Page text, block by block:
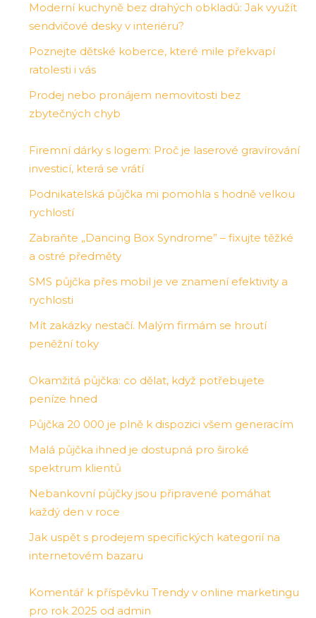
Moderní kuchyně bez drahých obkladů: Jak využít
sendvičové desky v interiéru?
Poznejte dětské koberce, které mile překvapí
ratolesti i vás
Prodej nebo pronájem nemovitosti bez
zbytečných chyb
Firemní dárky s logem: Proč je laserové gravírování
investicí, která se vrátí
Podnikatelská půjčka mi pomohla s hodně velkou
rychlostí
Zabraňte „Dancing Box Syndrome” – fixujte těžké
a ostré předměty
SMS půjčka přes mobil je ve znamení efektivity a
rychlosti
Mít zakázky nestačí. Malým firmám se hroutí
peněžní toky
Okamžitá půjčka: co dělat, když potřebujete
peníze hned
Půjčka 20 000 je plně k dispozici všem generacím
Malá půjčka ihned je dostupná pro široké
spektrum klientů
Nebankovní půjčky jsou připravené pomáhat
každý den v roce
Jak uspět s prodejem specifických kategorií na
internetovém bazaru
Komentář k příspěvku Trendy v online marketingu
pro rok 2025 od admin